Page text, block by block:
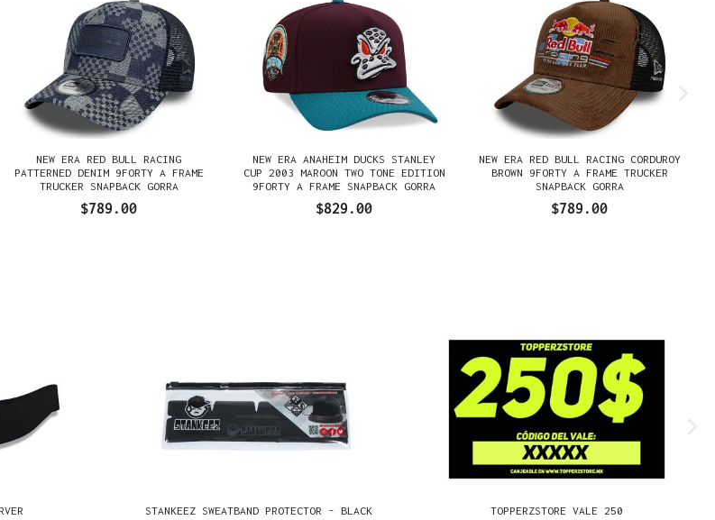
NEW ERA RED BULL RACING
PATTERNED DENIM 9FORTY A FRAME
TRUCKER SNAPBACK GORRA
$789.00
NEW ERA ANAHEIM DUCKS STANLEY
CUP 2003 MAROON TWO TONE EDITION
9FORTY A FRAME SNAPBACK GORRA
$829.00
NEW ERA RED BULL RACING CORDUROY
BROWN 9FORTY A FRAME TRUCKER
SNAPBACK GORRA
$789.00
STANKEEZ SWEATBAND PROTECTOR - BLACK TOPPERZSTORE VALE 250